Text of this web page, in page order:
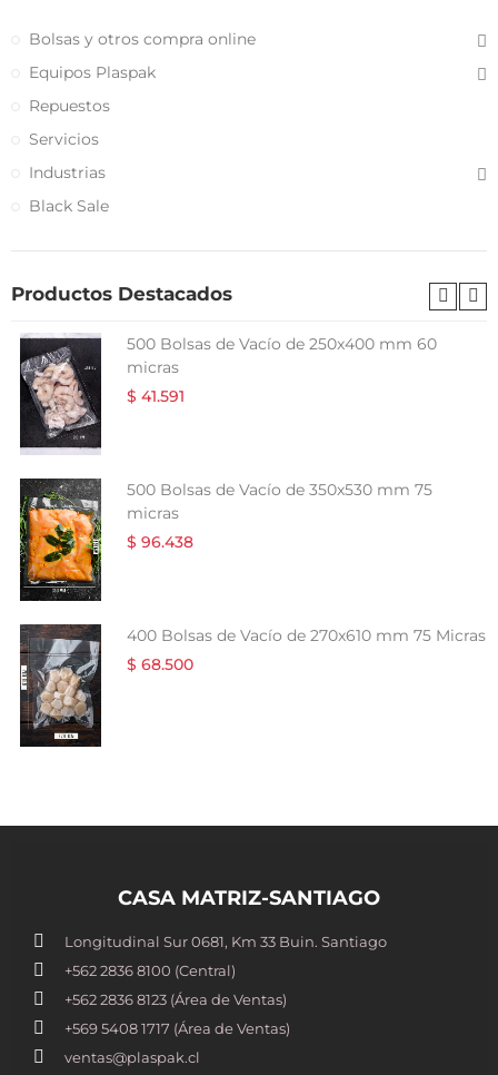
Bolsas y otros compra online
Equipos Plaspak
Repuestos
Servicios
Industrias
Black Sale
Productos Destacados
500 Bolsas de Vacío de 250x400 mm 60
micras
$ 41.591
500 Bolsas de Vacío de 350x530 mm 75
micras
$ 96.438
400 Bolsas de Vacío de 270x610 mm 75 Micras
$ 68.500
CASA MATRIZ-SANTIAGO
Longitudinal Sur 0681, Km 33 Buin. Santiago
+562 2836 8100​ (Central)
+562 2836 8123 (Área de Ventas)
+569 5408 1717 (Área de Ventas)
ventas@plaspak.cl